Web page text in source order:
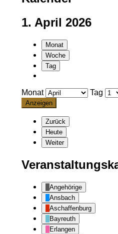
1. April 2026
Monat
Woche
Tag
Monat Tag
Zurück
Heute
Weiter
Angehörige
Ansbach
Aschaffenburg
Bayreuth
Erlangen